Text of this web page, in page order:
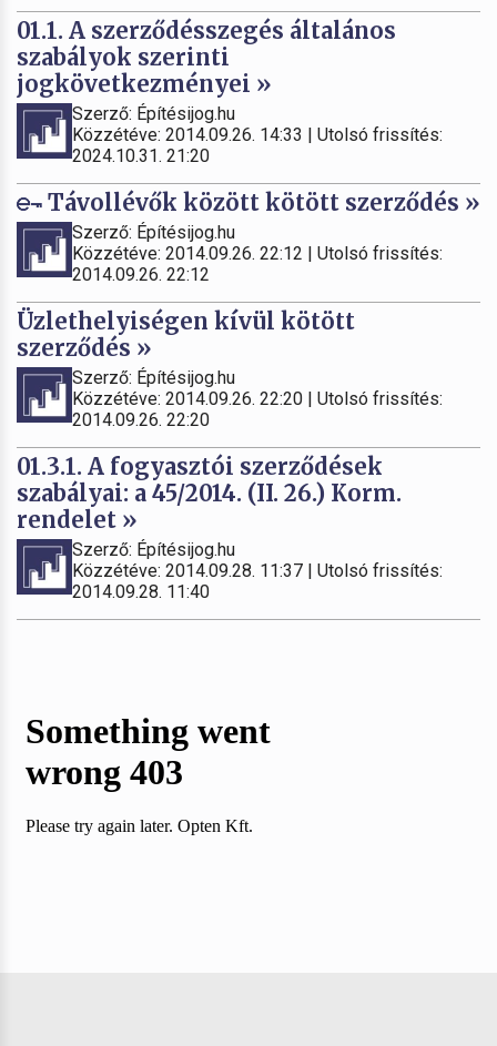
01.1. A szerződésszegés általános
szabályok szerinti
jogkövetkezményei »
Szerző: Építésijog.hu
Közzétéve: 2014.09.26. 14:33 | Utolsó frissítés:
2024.10.31. 21:20
Távollévők között kötött szerződés »
Szerző: Építésijog.hu
Közzétéve: 2014.09.26. 22:12 | Utolsó frissítés:
2014.09.26. 22:12
Üzlethelyiségen kívül kötött
szerződés »
Szerző: Építésijog.hu
Közzétéve: 2014.09.26. 22:20 | Utolsó frissítés:
2014.09.26. 22:20
01.3.1. A fogyasztói szerződések
szabályai: a 45/2014. (II. 26.) Korm.
rendelet »
Szerző: Építésijog.hu
Közzétéve: 2014.09.28. 11:37 | Utolsó frissítés:
2014.09.28. 11:40